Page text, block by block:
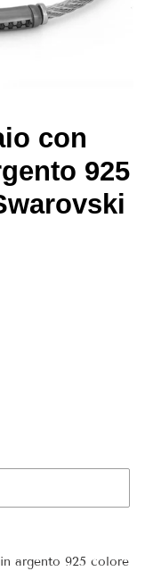
con
925
argento 925 colore